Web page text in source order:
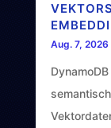
Aug. 7, 2026